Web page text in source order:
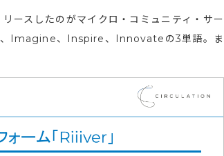
ースしたのがマイクロ・コミュニティ・サー
、Imagine、Inspire、Innovateの3単語。ま